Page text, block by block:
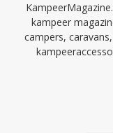
kampeer
campers,